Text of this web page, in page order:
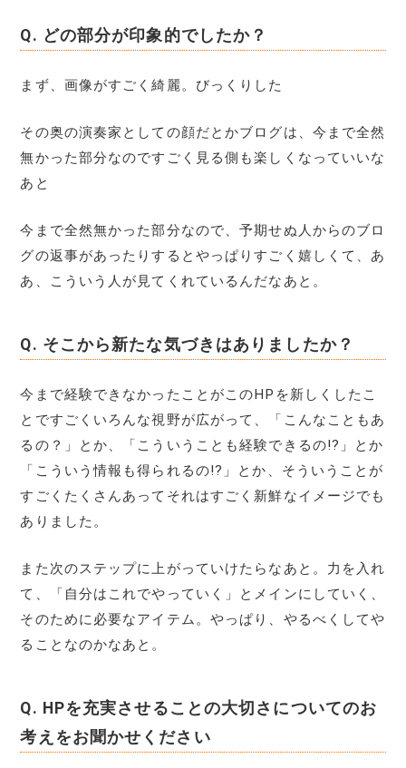
Q. どの部分が印象的でしたか？
まず、画像がすごく綺麗。びっくりした
その奥の演奏家としての顔だとかブログは、今まで全然
無かった部分なのですごく見る側も楽しくなっていいな
あと
今まで全然無かった部分なので、予期せぬ人からのブロ
グの返事があったりするとやっぱりすごく嬉しくて、あ
あ、こういう人が見てくれているんだなあと。
Q. そこから新たな気づきはありましたか？
今まで経験できなかったことがこのHPを新しくしたこ
とですごくいろんな視野が広がって、「こんなこともあ
るの？」とか、「こういうことも経験できるの!?」とか
「こういう情報も得られるの!?」とか、そういうことが
すごくたくさんあってそれはすごく新鮮なイメージでも
ありました。
また次のステップに上がっていけたらなあと。力を入れ
て、「自分はこれでやっていく」とメインにしていく、
そのために必要なアイテム。やっぱり、やるべくしてや
ることなのかなあと。
Q. HPを充実させることの大切さについてのお
考えをお聞かせください